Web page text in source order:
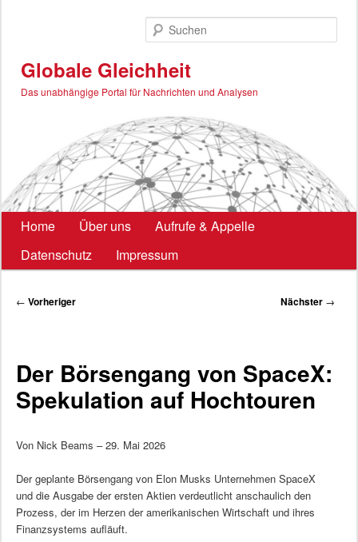
Globale Gleichheit
Das unabhängige Portal für Nachrichten und Analysen
Hauptmenü
Home Über uns
Aufrufe & Appelle
Datenschutz
Impressum
Beitragsnavigation
← Vorheriger Nächster →
Der Börsengang von SpaceX:
Spekulation auf Hochtouren
Von Nick Beams – 29. Mai 2026
Der geplante Börsengang von Elon Musks Unternehmen SpaceX
und die Ausgabe der ersten Aktien verdeutlicht anschaulich den
Prozess, der im Herzen der amerikanischen Wirtschaft und ihres
Finanzsystems aufläuft.